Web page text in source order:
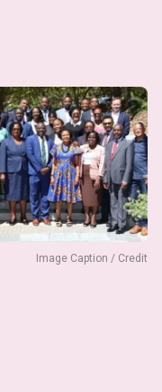
Image Caption / Credit